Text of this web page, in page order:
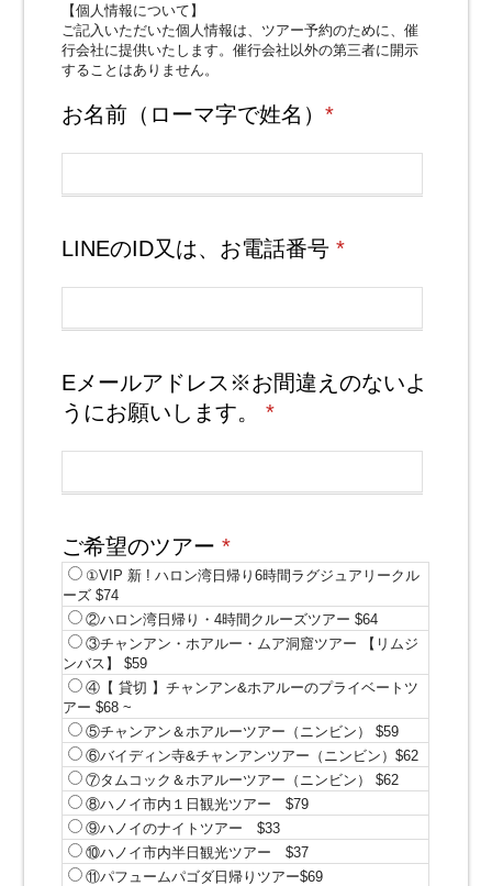
【個人情報について】
ご記入いただいた個人情報は、ツアー予約のために、催
行会社に提供いたします。催行会社以外の第三者に開示
することはありません。
お名前（ローマ字で姓名）*
LINEのID又は、お電話番号*
Eメールアドレス※お間違えのないよ
うにお願いします。*
ご希望のツアー*
①VIP 新 ! ハロン湾日帰り6時間ラグジュアリークル
ーズ $74
②ハロン湾日帰り・4時間クルーズツアー $64
③チャンアン・ホアルー・ムア洞窟ツアー 【リムジ
ンバス】 $59
④【 貸切 】チャンアン&ホアルーのプライベートツ
アー $68 ~
⑤チャンアン＆ホアルーツアー（ニンビン） $59
⑥バイディン寺&チャンアンツアー（ニンビン）$62
⑦タムコック＆ホアルーツアー（ニンビン） $62
⑧ハノイ市内１日観光ツアー $79
⑨ハノイのナイトツアー $33
⑩ハノイ市内半日観光ツアー $37
⑪パフュームパゴダ日帰りツアー$69